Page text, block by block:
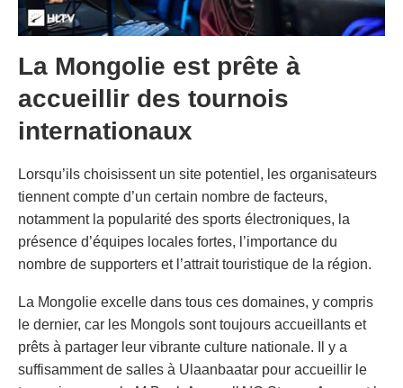
La Mongolie est prête à
accueillir des tournois
internationaux
Lorsqu’ils choisissent un site potentiel, les organisateurs
tiennent compte d’un certain nombre de facteurs,
notamment la popularité des sports électroniques, la
présence d’équipes locales fortes, l’importance du
nombre de supporters et l’attrait touristique de la région.
La Mongolie excelle dans tous ces domaines, y compris
le dernier, car les Mongols sont toujours accueillants et
prêts à partager leur vibrante culture nationale. Il y a
suffisamment de salles à Ulaanbaatar pour accueillir le